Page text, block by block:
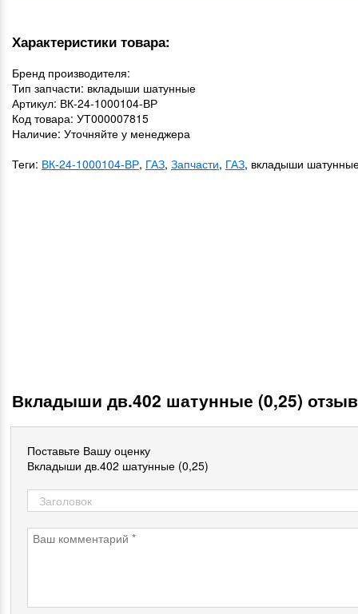
Характеристики товара:
Бренд производителя:
Тип запчасти: вкладыши шатунные
Артикул: ВК-24-1000104-ВР
Код товара: УТ000007815
Наличие: Уточняйте у менеджера
Теги: ВК-24-1000104-ВР, ГАЗ, Запчасти, ГАЗ, вкладыши
Вкладыши дв.402 шатунные (0,25)
Поставьте Вашу оценку
Вкладыши дв.402 шатунные (0,25)